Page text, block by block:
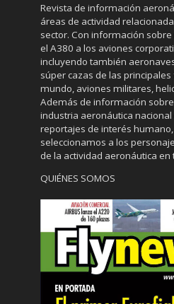
Revista de información
áreas de actividad
sector. Con información
el A380 a los aviones
incluyendo también
súper cazas de las
mundo, aviones militares,
Además de información
industria aeronáutica
reportajes de interés
seleccionamos a los
de la actividad aeronáutica
QUIÉNES SOMOS